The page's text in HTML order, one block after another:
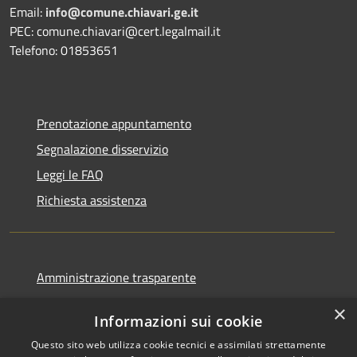
Email: info@comune.chiavari.ge.it
PEC: comune.chiavari@cert.legalmail.it
Telefono: 01853651
Prenotazione appuntamento
Segnalazione disservizio
Leggi le FAQ
Richiesta assistenza
Amministrazione trasparente
Pubblicazioni di Matrimonio
×
Informazioni sui cookie
Questo sito web utilizza cookie tecnici e assimilati strettamente